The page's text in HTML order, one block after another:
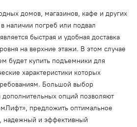
домов, магазинов, кафе и других
наличии погреб или подвал
быстрая и удобная доставка
на верхние этажи. В этом случае
будет купить подъемники для
характеристики которых
Большой выбор
опций позволяют
предложить оптимальное
надежный и эффективный